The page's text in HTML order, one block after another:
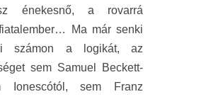
énekesnő, a rovarrá
Ma már senki
számon a logikát, az
sem Samuel Beckett-
Ionescótól, sem Franz